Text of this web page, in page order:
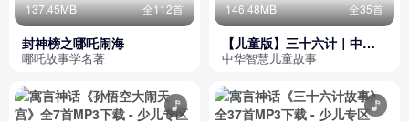
137.45MB 全112首
封神榜之哪吒闹海
哪吒故事学名著
146.48MB 全35首
【儿童版】三十六计｜中华
传统文化故事
中华智慧儿童故事